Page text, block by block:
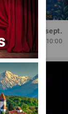
Dum, 13 sept.
10:00